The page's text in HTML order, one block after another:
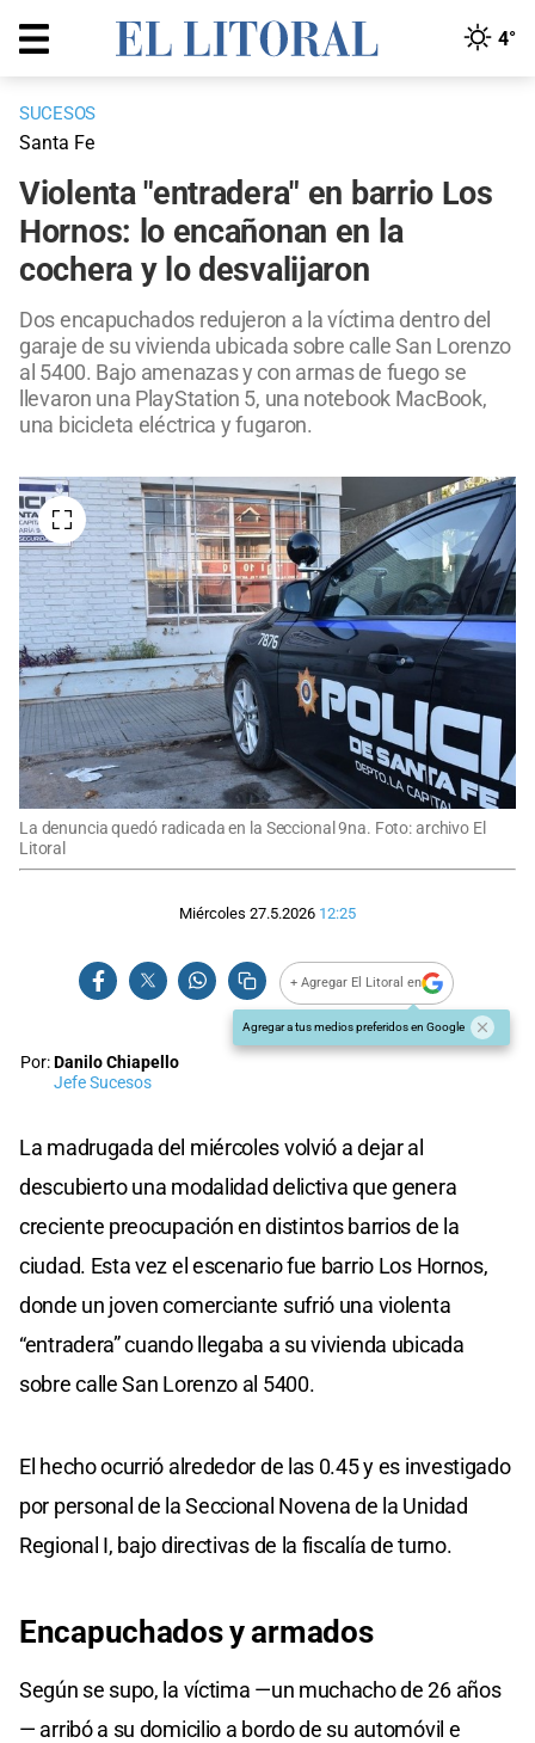
4°
SUCESOS
Santa Fe
Violenta "entradera" en barrio Los
Hornos: lo encañonan en la
cochera y lo desvalijaron
Dos encapuchados redujeron a la víctima dentro del
garaje de su vivienda ubicada sobre calle San Lorenzo
al 5400. Bajo amenazas y con armas de fuego se
llevaron una PlayStation 5, una notebook MacBook,
una bicicleta eléctrica y fugaron.
La denuncia quedó radicada en la Seccional 9na. Foto: archivo El
Litoral
Miércoles 27.5.2026 12:25
+ Agregar El Litoral en
Agregar a tus medios preferidos en Google
Por:Danilo Chiapello
Jefe Sucesos
La madrugada del miércoles volvió a dejar al
descubierto una modalidad delictiva que genera
creciente preocupación en distintos barrios de la
ciudad. Esta vez el escenario fue barrio Los Hornos,
donde un joven comerciante sufrió una violenta
“entradera” cuando llegaba a su vivienda ubicada
sobre calle San Lorenzo al 5400.
El hecho ocurrió alrededor de las 0.45 y es investigado
por personal de la Seccional Novena de la Unidad
Regional I, bajo directivas de la fiscalía de turno.
Encapuchados y armados
Según se supo, la víctima —un muchacho de 26 años
— arribó a su domicilio a bordo de su automóvil e